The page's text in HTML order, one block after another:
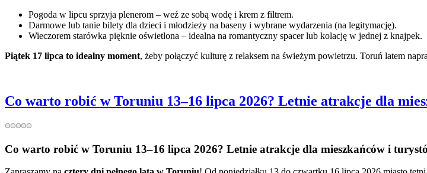
Pogoda w lipcu sprzyja plenerom – weź ze sobą wodę i krem z filtrem.
Darmowe lub tanie bilety dla dzieci i młodzieży na baseny i wybrane wydarzenia (na legitymację).
Wieczorem starówka pięknie oświetlona – idealna na romantyczny spacer lub kolację w jednej z knajpek.
Piątek 17 lipca to idealny moment, żeby połączyć kulturę z relaksem na świeżym powietrzu. Toruń latem
Co warto robić w Toruniu 13–16 lipca 2026? Letnie atrakcje dla
Co warto robić w Toruniu 13–16 lipca 2026? Letnie atrakcje dla mieszkańców i